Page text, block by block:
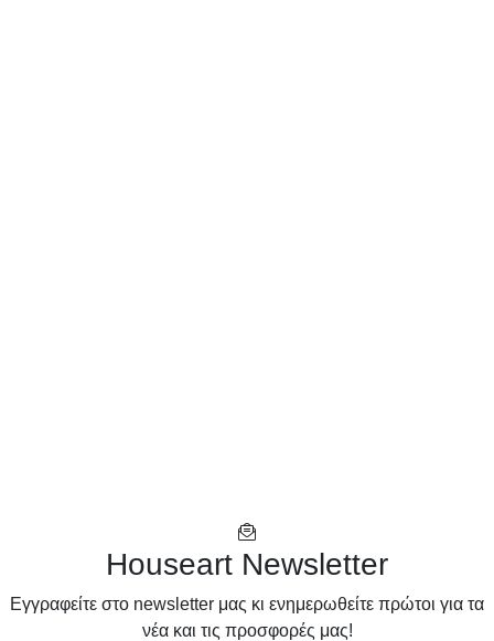
Houseart Newsletter
Eγγραφείτε στο newsletter μας κι ενημερωθείτε πρώτοι για τα
νέα και τις προσφορές μας!